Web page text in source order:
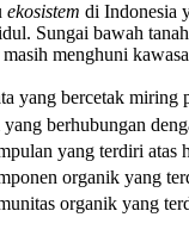
ekosistem di Indonesia
Sungai bawah
menghuni
yang bercetak miring
yang berhubungan
yang terdiri atas
organik yang
organik yang